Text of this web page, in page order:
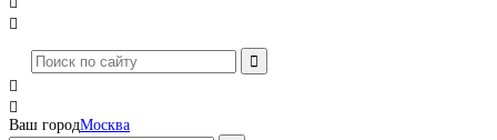



Ваш городМосква